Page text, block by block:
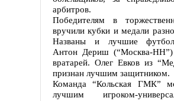
арбитров.
Победителям в
вручили кубки и медали
Названы и лучшие
Антон Дериш (“Москва-НН”)
вратарей. Олег Евков из
признан лучшим защитником.
Команда “Кольская ГМК”
лучшим игроком-